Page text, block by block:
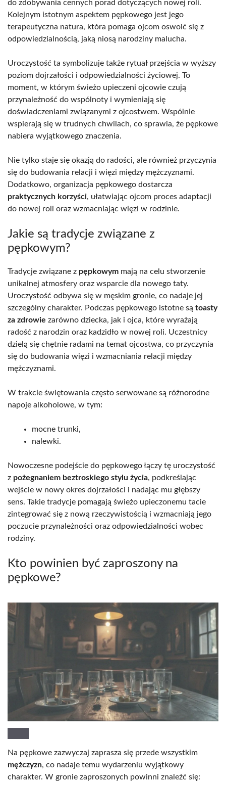
do zdobywania cennych porad dotyczących nowej roli.
Kolejnym istotnym aspektem pępkowego jest jego
terapeutyczna natura, która pomaga ojcom oswoić się z
odpowiedzialnością, jaką niosą narodziny malucha.
Uroczystość ta symbolizuje także rytuał przejścia w wyższy
poziom dojrzałości i odpowiedzialności życiowej. To
moment, w którym świeżo upieczeni ojcowie czują
przynależność do wspólnoty i wymieniają się
doświadczeniami związanymi z ojcostwem. Wspólnie
wspierają się w trudnych chwilach, co sprawia, że pępkowe
nabiera wyjątkowego znaczenia.
Nie tylko staje się okazją do radości, ale również przyczynia
się do budowania relacji i więzi między mężczyznami.
Dodatkowo, organizacja pępkowego dostarcza
praktycznych korzyści, ułatwiając ojcom proces adaptacji
do nowej roli oraz wzmacniając więzi w rodzinie.
Jakie są tradycje związane z
pępkowym?
Tradycje związane z pępkowym mają na celu stworzenie
unikalnej atmosfery oraz wsparcie dla nowego taty.
Uroczystość odbywa się w męskim gronie, co nadaje jej
szczególny charakter. Podczas pępkowego istotne są toasty
za zdrowie zarówno dziecka, jak i ojca, które wyrażają
radość z narodzin oraz kadzidło w nowej roli. Uczestnicy
dzielą się chętnie radami na temat ojcostwa, co przyczynia
się do budowania więzi i wzmacniania relacji między
mężczyznami.
W trakcie świętowania często serwowane są różnorodne
napoje alkoholowe, w tym:
mocne trunki,
nalewki.
Nowoczesne podejście do pępkowego łączy tę uroczystość
z pożegnaniem beztroskiego stylu życia, podkreślając
wejście w nowy okres dojrzałości i nadając mu głębszy
sens. Takie tradycje pomagają świeżo upieczonemu tacie
zintegrować się z nową rzeczywistością i wzmacniają jego
poczucie przynależności oraz odpowiedzialności wobec
rodziny.
Kto powinien być zaproszony na
pępkowe?
Na pępkowe zazwyczaj zaprasza się przede wszystkim
mężczyzn, co nadaje temu wydarzeniu wyjątkowy
charakter. W gronie zaproszonych powinni znaleźć się: